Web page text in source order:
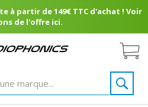
à partir de 149€ TTC d'achat ! Voir
de l'offre ici.